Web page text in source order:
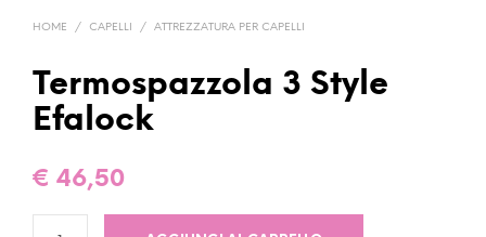
HOME / CAPELLI / ATTREZZATURA PER CAPELLI
Termospazzola 3 Style
Efalock
€ 46,50